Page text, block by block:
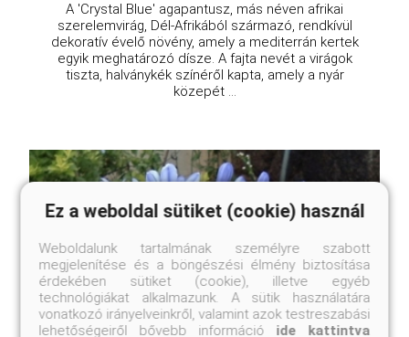
A 'Crystal Blue' agapantusz, más néven afrikai
szerelemvirág, Dél-Afrikából származó, rendkívül
dekoratív évelő növény, amely a mediterrán kertek
egyik meghatározó dísze. A fajta nevét a virágok
tiszta, halványkék színéről kapta, amely a nyár
közepét ...
Ez a weboldal sütiket (cookie) használ
Weboldalunk tartalmának személyre szabott
megjelenítése és a böngészési élmény biztosítása
érdekében sütiket (cookie), illetve egyéb
technológiákat alkalmazunk. A sütik használatára
vonatkozó irányelveinkről, valamint azok testreszabási
lehetőségeiről bővebb információ ide kattintva